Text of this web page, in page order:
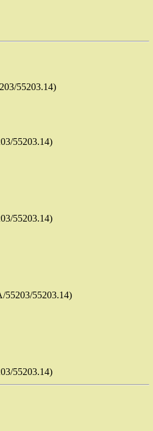
55203.14)
55203.14)
55203.14)
55203/55203.14)
55203.14)